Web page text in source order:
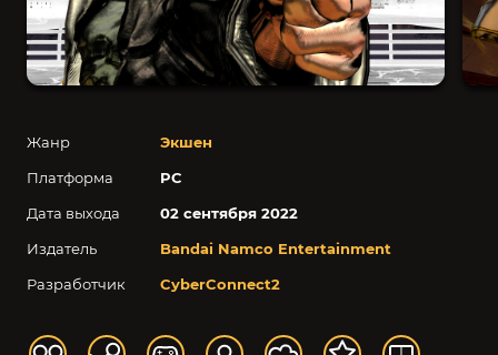
Жанр
Экшен
Платформа
PC
Дата выхода
02 сентября 2022
Издатель
Bandai Namco Entertainment
Разработчик
CyberConnect2